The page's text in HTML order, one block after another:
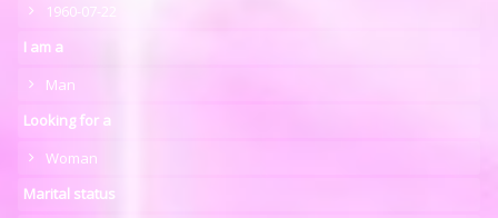
1960-07-22
I am a
Man
Looking for a
Woman
Marital status